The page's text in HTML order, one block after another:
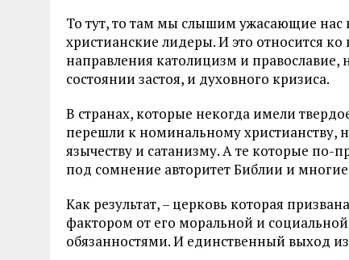
То тут, то там мы слышим ужасающие
христианские лидеры. И это относится
направления католицизм и
состоянии застоя, и духовного кризиса.
В странах, которые некогда имели
перешли к номинальному христианству,
язычеству и сатанизму. А те которые по-
под сомнение авторитет Библии и
Как результат, – церковь которая
фактором от его моральной и
обязанностями. И единственный выход